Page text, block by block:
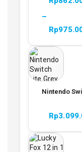
–
Rp
Nintendo
Rp